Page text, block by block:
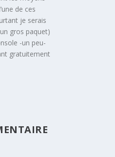
de ces
je serais
gros paquet)
-un peu-
gratuitement